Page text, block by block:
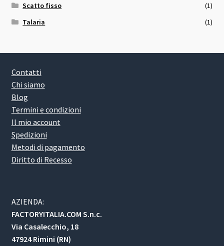
Scatto fisso
(1)
Talaria
(1)
Contatti
Chi siamo
Blog
Termini e condizioni
Il mio account
Spedizioni
Metodi di pagamento
Diritto di Recesso
AZIENDA:
FACTORYITALIA.COM S.n.c.
Via Casalecchio, 18
47924 Rimini (RN)